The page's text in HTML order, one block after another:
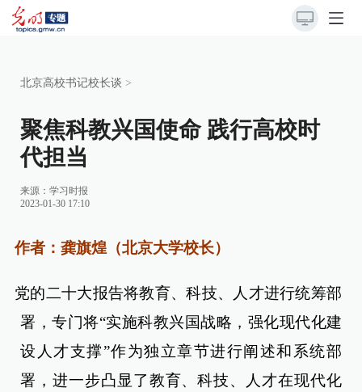
北京高校书记校长谈 >
聚焦科教兴国使命 践行高校时
代担当
来源： 学习时报
2023-01-30 17:10
作者：龚旗煌（北京大学校长）
党的二十大报告将教育、科技、人才进行统筹部
署，专门将“实施科教兴国战略，强化现代化建
设人才支撑”作为独立章节进行阐述和系统部
署，进一步凸显了教育、科技、人才在现代化